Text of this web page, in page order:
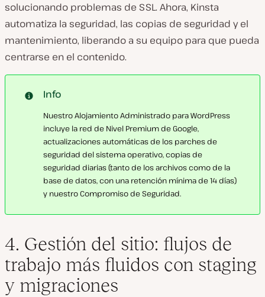
solucionando problemas de SSL. Ahora, Kinsta
automatiza la seguridad, las copias de seguridad y el
mantenimiento, liberando a su equipo para que pueda
centrarse en el contenido.
Info
Nuestro Alojamiento Administrado para WordPress
incluye la red de Nivel Premium de Google,
actualizaciones automáticas de los parches de
seguridad del sistema operativo, copias de
seguridad diarias (tanto de los archivos como de la
base de datos, con una retención mínima de 14 días)
y nuestro Compromiso de Seguridad.
4. Gestión del sitio: flujos de
trabajo más fluidos con staging
y migraciones